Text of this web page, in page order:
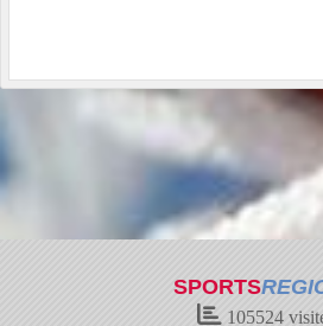
SPORTS
105524